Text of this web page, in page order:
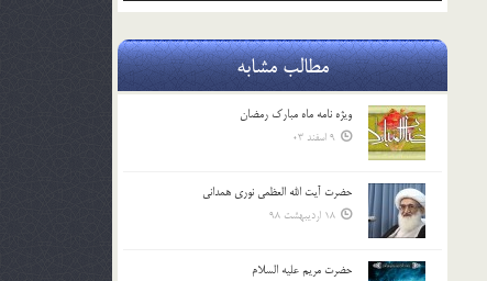
یا
صدا
کلیدهای
مطالب مشابه
ویژه نامه ماه مبارک رمضان
9 اسفند 03
حضرت آیت الله العظمی نوری همدانی
18 اردیبهشت 98
حضرت مریم علیه السلام